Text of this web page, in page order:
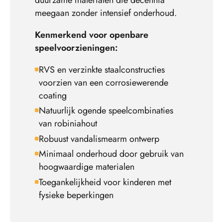
meegaan zonder intensief onderhoud.
Kenmerkend voor openbare
speelvoorzieningen:
RVS en verzinkte staalconstructies
voorzien van een corrosiewerende
coating
Natuurlijk ogende speelcombinaties
van robiniahout
Robuust vandalismearm ontwerp
Minimaal onderhoud door gebruik van
hoogwaardige materialen
Toegankelijkheid voor kinderen met
fysieke beperkingen